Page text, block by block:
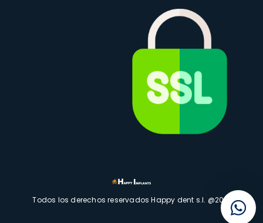
Todos los derechos reservados Happy dent s.l. @2021
Bienvenido a Happy Implants, si tienes dudas o
cualquier consulta no dudes en preguntarnos.